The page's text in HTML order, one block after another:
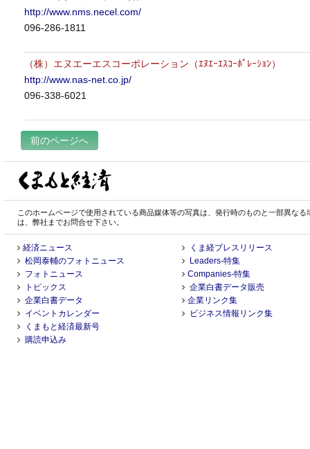
http://www.nms.necel.com/
096-286-1811
（株）エヌエーエスコーポレーション（ｴﾇｴｰｴｽｺｰﾎﾟﾚｰｼｮﾝ）
http://www.nas-net.co.jp/
096-338-6021
前のページへ
このホームページで使用されている商品媒体等の写真は、発行時のものと一部異な
は、弊社までお問合せ下さい。
経済ニュース
松岡泰輔のフォトニュース
フォトニュース
トピックス
企業白書データ
イベントカレンダー
くまもと経済最新号
購読申込み
くま経プレスリリース
Leaders-特集
Companies-特集
企業白書データ販売
企業リンク集
ビジネス情報リンク集